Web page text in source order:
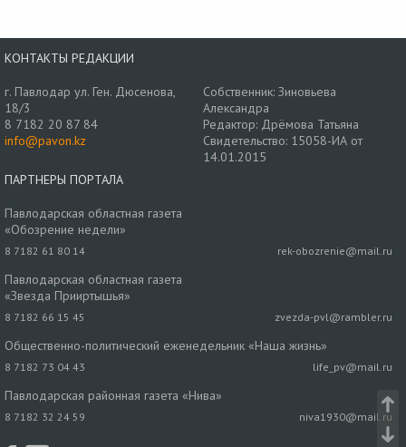
КОНТАКТЫ РЕДАКЦИИ
г. Павлодар ул. Ген. Дюсенова,
18/3
8 7182 20 87 84
info@pavon.kz
Собственник: Зиновьева
Александра
Редактор: Дрёмова Татьяна
Свидетельство: 15058-ИА от
14.01.2015
ПАРТНЕРЫ ПОРТАЛА
Павлодарская областная газета
«Обозрение недели»
8 7182 61 80 14 rek-obozrenie@mail.ru
Павлодарская областная газета
«Звезда Прииртышья»
8 7182 66 15 45 zvezda-pvl@rambler.ru
Общественно-политический еженедельник «Наша жизнь»
8 7182 73 04 43 life_pv@mail.ru
Павлодарская районная газета «Нива»
8 7182 32 24 59 niva1930@mail.ru